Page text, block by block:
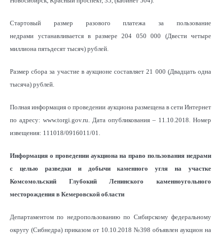
Стартовый размер разового платежа за пользование
недрами устанавливается в размере 204 050 000 (Двести четыре
миллиона пятьдесят тысяч) рублей.
Размер сбора за участие в аукционе составляет 21 000 (Двадцать одна
тысяча) рублей.
Полная информация о проведении аукциона размещена в сети Интернет
по адресу: www.torgi.gov.ru. Дата опубликования – 11.10.2018. Номер
извещения: 111018/0916011/01.
Информация о проведении аукциона на право пользования недрами
с целью разведки и добычи каменного угля на участке
Комсомольский Глубокий Ленинского каменноугольного
месторождения в Кемеровской области
Департаментом по недропользованию по Сибирскому федеральному
округу (Сибнедра) приказом от 10.10.2018 №398 объявлен аукцион на